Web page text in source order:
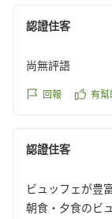
認證住客
尚無評語
回報 有幫
認證住客
ビュッフェが豊
朝食・夕食のビ